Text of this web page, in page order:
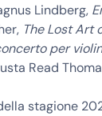
Lindberg,
The Lost Art
per
Read
stagione